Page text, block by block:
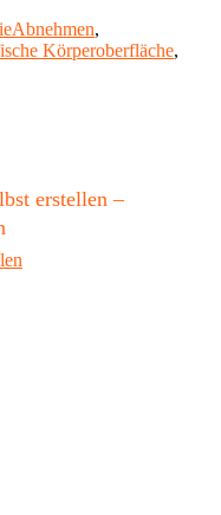
das
Schlagwörter
Abnehmen,
Körperoberfläche,
erstellen –